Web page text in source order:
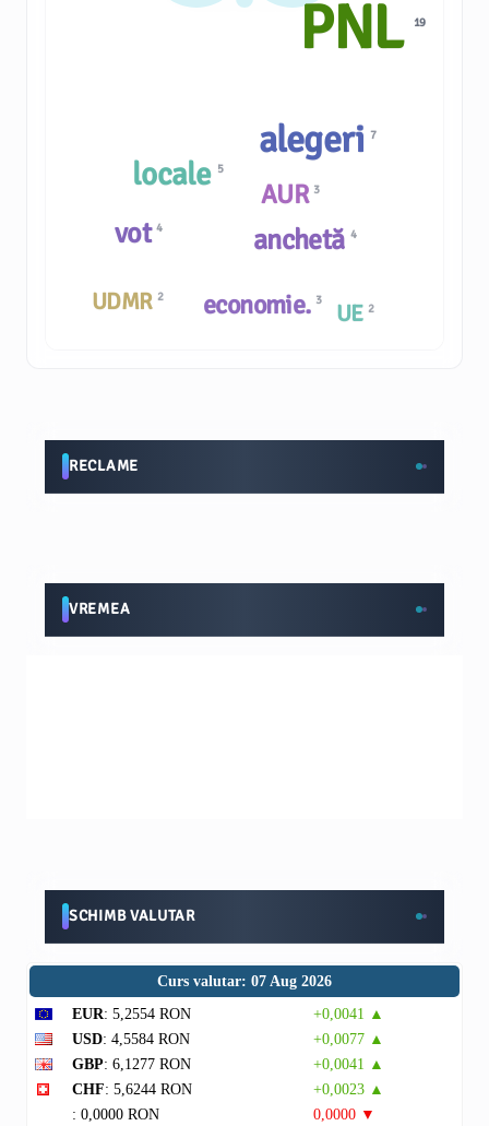
anchetă 4
alegeri7
AUR 3
economie. 3
UDMR 2
UE 2
locale 5
vot4
PNL 19
RECLAME
VREMEA
SCHIMB VALUTAR
Curs valutar: 07 Aug 2026
EUR: 5,2554 RON
+0,0041 ▲
USD: 4,5584 RON
+0,0077 ▲
GBP: 6,1277 RON
+0,0041 ▲
CHF: 5,6244 RON
+0,0023 ▲
: 0,0000 RON
0,0000 ▼